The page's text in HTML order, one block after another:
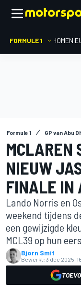
FORMULE 1 HOME
Formule 1 GP van Abu
MCLAREN
NIEUW
FINALE IN
Lando Norris en
weekend tijdens
een gewijzigde
MCL39 op hun
Bjorn Smit
Bewerkt: 3 dec 2025,